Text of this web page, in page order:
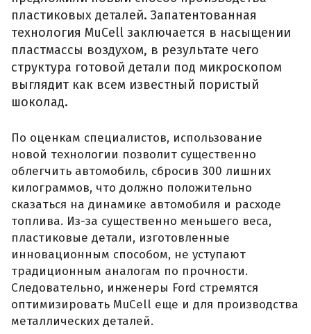
пластиковых деталей. Запатентованная
технология MuCell заключается в насыщении
пластмассы воздухом, в результате чего
структура готовой детали под микроскопом
выглядит как всем известный пористый
шоколад.
По оценкам специалистов, использование
новой технологии позволит существенно
облегчить автомобиль, сбросив 300 лишних
килограммов, что должно положительно
сказаться на динамике автомобиля и расходе
топлива. Из-за существенно меньшего веса,
пластиковые детали, изготовленные
инновационным способом, не уступают
традиционным аналогам по прочности.
Следовательно, инженеры Ford стремятся
оптимизировать MuCell еще и для производства
металлических деталей.